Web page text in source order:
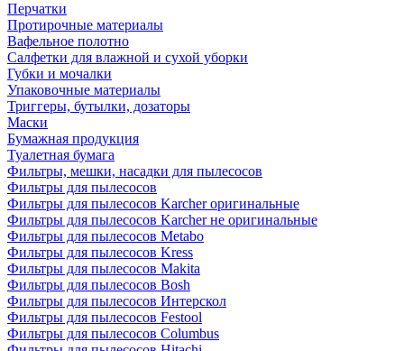
Перчатки
Протирочные материалы
Вафельное полотно
Салфетки для влажной и сухой уборки
Губки и мочалки
Упаковочные материалы
Триггеры, бутылки, дозаторы
Маски
Бумажная продукция
Туалетная бумага
Фильтры, мешки, насадки для пылесосов
Фильтры для пылесосов
Фильтры для пылесосов Karcher оригинальные
Фильтры для пылесосов Karcher не оригинальные
Фильтры для пылесосов Metabo
Фильтры для пылесосов Kress
Фильтры для пылесосов Makita
Фильтры для пылесосов Bosh
Фильтры для пылесосов Интерскол
Фильтры для пылесосов Festool
Фильтры для пылесосов Columbus